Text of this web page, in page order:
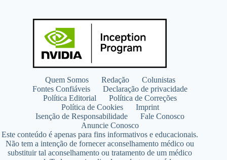
Quem Somos Redação
Colunistas
Fontes Confiáveis
Declaração de privacidade
Política Editorial
Política de Correções
Política de Cookies
Imprint
Isenção de Responsabilidade
Fale Conosco
Anuncie Conosco
Este conteúdo é apenas para fins informativos e educacionais.
Não tem a intenção de fornecer aconselhamento médico ou
substituir tal aconselhamento ou tratamento de um médico